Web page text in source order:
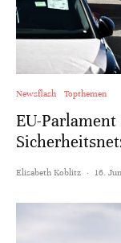
Newsflash Topthemen
EU-
Elisabeth Koblitz · 16.